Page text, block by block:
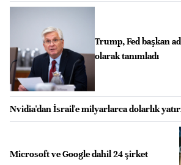
Trump, Fed başkan
olarak tanımladı
Nvidia'dan İsrail'e milyarlarca dolarlık
Microsoft ve Google dahil 24 şirket